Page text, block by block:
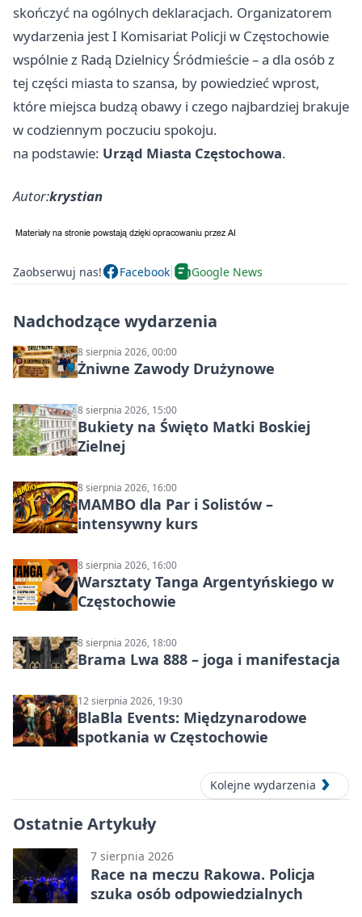
skończyć na ogólnych deklaracjach. Organizatorem
wydarzenia jest I Komisariat Policji w Częstochowie
wspólnie z Radą Dzielnicy Śródmieście – a dla osób z
tej części miasta to szansa, by powiedzieć wprost,
które miejsca budzą obawy i czego najbardziej brakuje
w codziennym poczuciu spokoju.
na podstawie: Urząd Miasta Częstochowa.
Autor:krystian
Zaobserwuj nas! Facebook Google News
Nadchodzące wydarzenia
8 sierpnia 2026, 00:00
Żniwne Zawody Drużynowe
8 sierpnia 2026, 15:00
Bukiety na Święto Matki Boskiej
Zielnej
8 sierpnia 2026, 16:00
MAMBO dla Par i Solistów –
intensywny kurs
8 sierpnia 2026, 16:00
Warsztaty Tanga Argentyńskiego w
Częstochowie
8 sierpnia 2026, 18:00
Brama Lwa 888 – joga i manifestacja
12 sierpnia 2026, 19:30
BlaBla Events: Międzynarodowe
spotkania w Częstochowie
Kolejne wydarzenia
Ostatnie Artykuły
7 sierpnia 2026
Race na meczu Rakowa. Policja
szuka osób odpowiedzialnych